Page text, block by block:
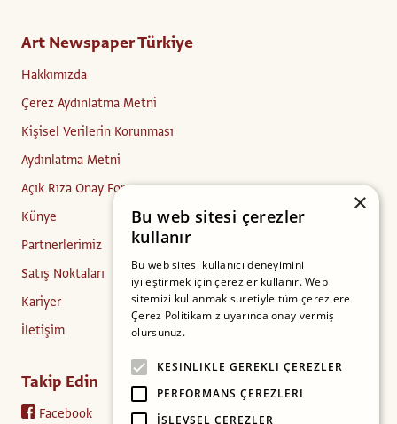
Art Newspaper Türkiye
Hakkımızda
Çerez Aydınlatma Metni
Kişisel Verilerin Korunması
Aydınlatma Metni
Açık Rıza Onay Formu
Künye
Partnerlerimiz
Satış Noktaları
Kariyer
İletişim
Takip Edin
Facebook
×
Bu web sitesi çerezler
kullanır
Bu web sitesi kullanıcı deneyimini
iyileştirmek için çerezler kullanır. Web
sitemizi kullanmak suretiyle tüm çerezlere
Çerez Politikamız uyarınca onay vermiş
olursunuz.
KESINLIKLE GEREKLI ÇEREZLER
PERFORMANS ÇEREZLERI
İŞLEVSEL ÇEREZLER